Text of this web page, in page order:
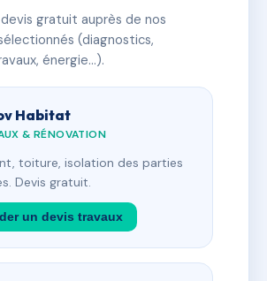
gratuit auprès de nos
(diagnostics,
énergie…).
Habitat
& RÉNOVATION
toiture, isolation des parties
Devis gratuit.
un devis travaux